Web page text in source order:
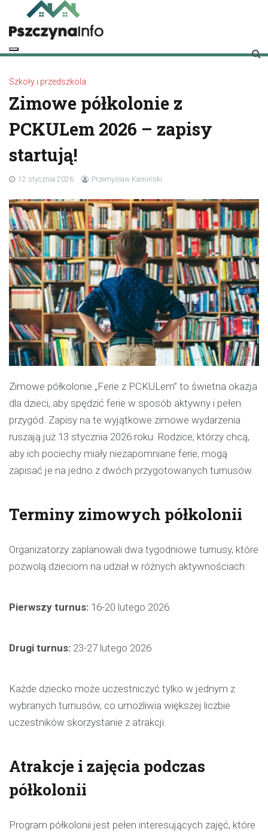
content
pszczynainfo.pl
Twoje źródło informacji o Pszczynie
Szkoły i przedszkola
Zimowe półkolonie z
PCKULem 2026 – zapisy
startują!
12 stycznia 2026 Przemysław Kamiński
Zimowe półkolonie „Ferie z PCKULem” to świetna okazja
dla dzieci, aby spędzić ferie w sposób aktywny i pełen
przygód. Zapisy na te wyjątkowe zimowe wydarzenia
ruszają już 13 stycznia 2026 roku. Rodzice, którzy chcą,
aby ich pociechy miały niezapomniane ferie, mogą
zapisać je na jedno z dwóch przygotowanych turnusów.
Terminy zimowych półkolonii
Organizatorzy zaplanowali dwa tygodniowe turnusy, które
pozwolą dzieciom na udział w różnych aktywnościach:
Pierwszy turnus: 16-20 lutego 2026
Drugi turnus: 23-27 lutego 2026
Każde dziecko może uczestniczyć tylko w jednym z
wybranych turnusów, co umożliwia większej liczbie
uczestników skorzystanie z atrakcji.
Atrakcje i zajęcia podczas
półkolonii
Program półkolonii jest pełen interesujących zajęć, które